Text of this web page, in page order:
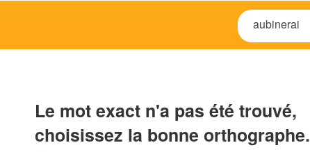
Le mot exact n'a pas été trouvé,
choisissez la bonne orthographe.